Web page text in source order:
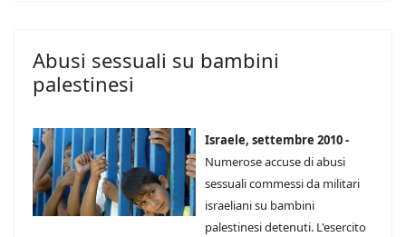
Abusi sessuali su bambini
palestinesi
Israele, settembre 2010 -
Numerose accuse di abusi
sessuali commessi da militari
israeliani su bambini
palestinesi detenuti. L'esercito